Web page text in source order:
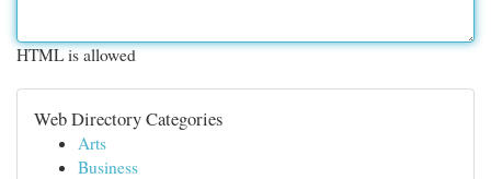
HTML is allowed
Web Directory Categories
Arts
Business